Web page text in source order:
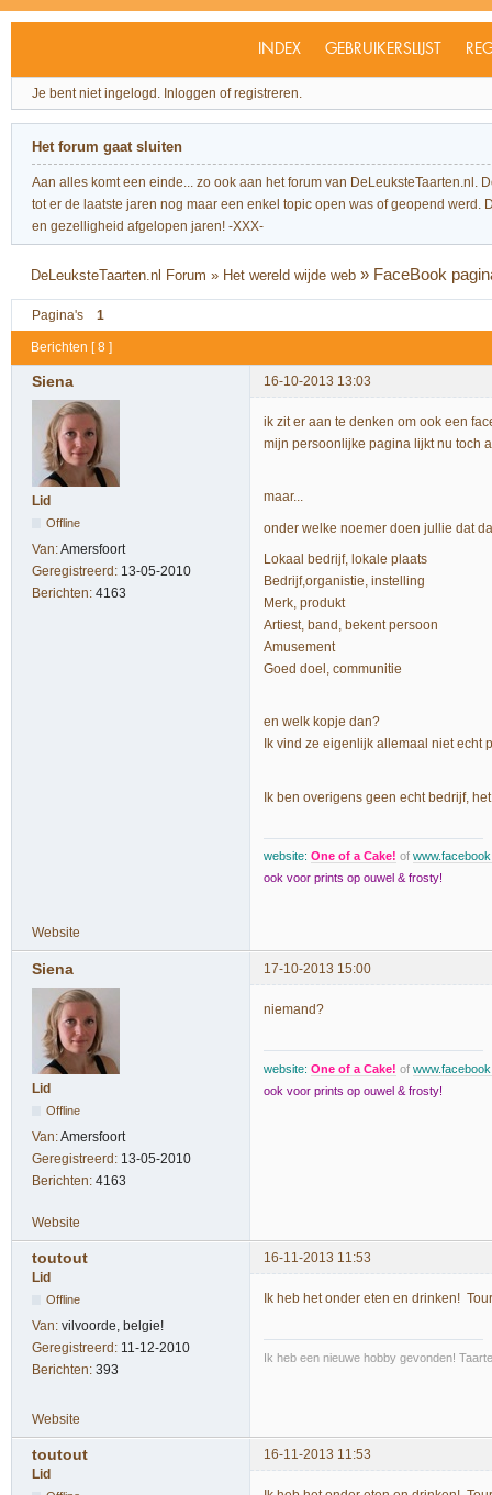
INDEX GEBRUIKERSLIJST
Je bent niet ingelogd. Inloggen of registreren.
Het forum gaat sluiten
Aan alles komt een einde... zo ook aan het forum van
tot er de laatste jaren nog maar een enkel topic open was of geopend
en gezelligheid afgelopen jaren! -XXX-
DeLeuksteTaarten.nl Forum » Het wereld wijde web » FaceBook
Pagina's 1
Berichten [ 8 ]
Siena 16-10-2013 13:03
Lid
Offline
Van:Amersfoort
Geregistreerd: 13-05-2010
Berichten: 4163
ik zit er aan te denken om ook een
mijn persoonlijke pagina lijkt nu toch
maar...
onder welke noemer doen jullie dat
Lokaal bedrijf, lokale plaats
Bedrijf,organistie, instelling
Merk, produkt
Artiest, band, bekent persoon
Amusement
Goed doel, communitie
en welk kopje dan?
Ik vind ze eigenlijk allemaal niet echt
Ik ben overigens geen echt bedrijf,
website: One of a Cake! of
ook voor prints op ouwel & frosty!
Website
Siena 17-10-2013 15:00
Lid
Offline
Van:Amersfoort
Geregistreerd: 13-05-2010
Berichten: 4163
niemand?
website: One of a Cake! of
ook voor prints op ouwel & frosty!
Website
toutout
16-11-2013 11:53
Lid
Offline
Van: vilvoorde, belgie!
Geregistreerd: 11-12-2010
Berichten: 393
Ik heb het onder eten en drinken!
Ik heb een nieuwe hobby gevonden!
Website
toutout
16-11-2013 11:53
Lid